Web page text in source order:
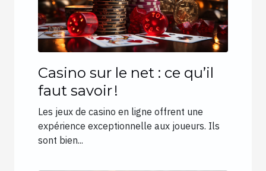
Casino sur le net : ce qu’il
faut savoir !
Les jeux de casino en ligne offrent une
expérience exceptionnelle aux joueurs. Ils
sont bien...